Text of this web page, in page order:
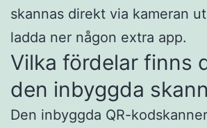
skannas direkt via kameran
ladda ner någon extra app.
Vilka fördelar finns
den inbyggda
Den inbyggda QR-